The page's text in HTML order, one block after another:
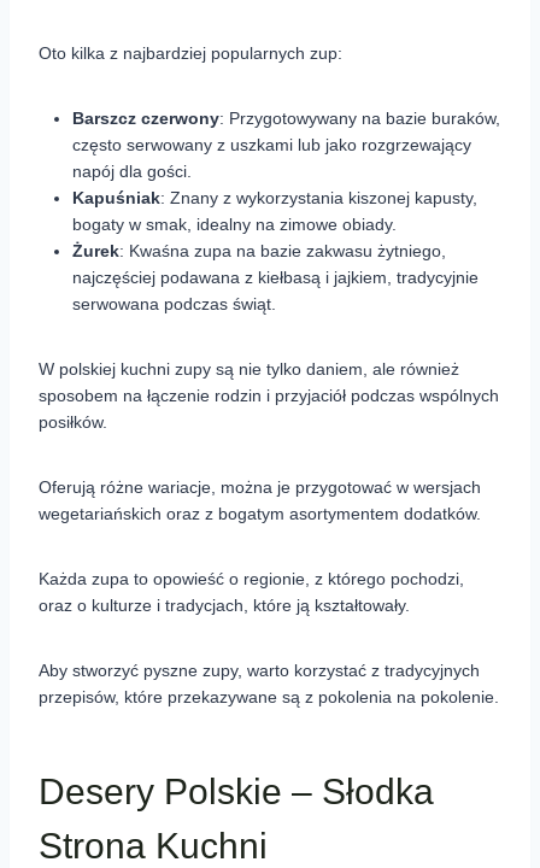
Oto kilka z najbardziej popularnych zup:
Barszcz czerwony: Przygotowywany na bazie buraków,
często serwowany z uszkami lub jako rozgrzewający
napój dla gości.
Kapuśniak: Znany z wykorzystania kiszonej kapusty,
bogaty w smak, idealny na zimowe obiady.
Żurek: Kwaśna zupa na bazie zakwasu żytniego,
najczęściej podawana z kiełbasą i jajkiem, tradycyjnie
serwowana podczas świąt.
W polskiej kuchni zupy są nie tylko daniem, ale również
sposobem na łączenie rodzin i przyjaciół podczas wspólnych
posiłków.
Oferują różne wariacje, można je przygotować w wersjach
wegetariańskich oraz z bogatym asortymentem dodatków.
Każda zupa to opowieść o regionie, z którego pochodzi,
oraz o kulturze i tradycjach, które ją kształtowały.
Aby stworzyć pyszne zupy, warto korzystać z tradycyjnych
przepisów, które przekazywane są z pokolenia na pokolenie.
Desery Polskie – Słodka
Strona Kuchni